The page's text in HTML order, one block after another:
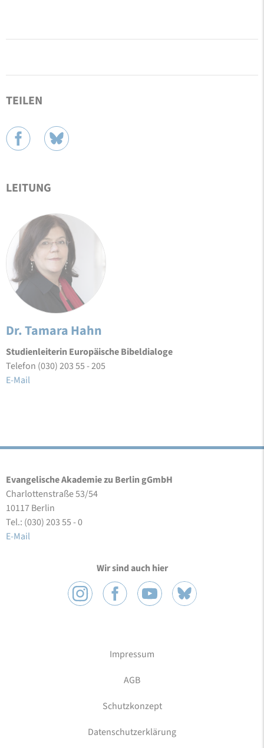
TEILEN
LEITUNG
Dr. Tamara Hahn
Studienleiterin Europäische Bibeldialoge
Telefon (030) 203 55 - 205
E-Mail
Evangelische Akademie zu Berlin gGmbH
Charlottenstraße 53/54
10117 Berlin
Tel.: (030) 203 55 - 0
E-Mail
Wir sind auch hier
Impressum
AGB
Schutzkonzept
Datenschutzerklärung